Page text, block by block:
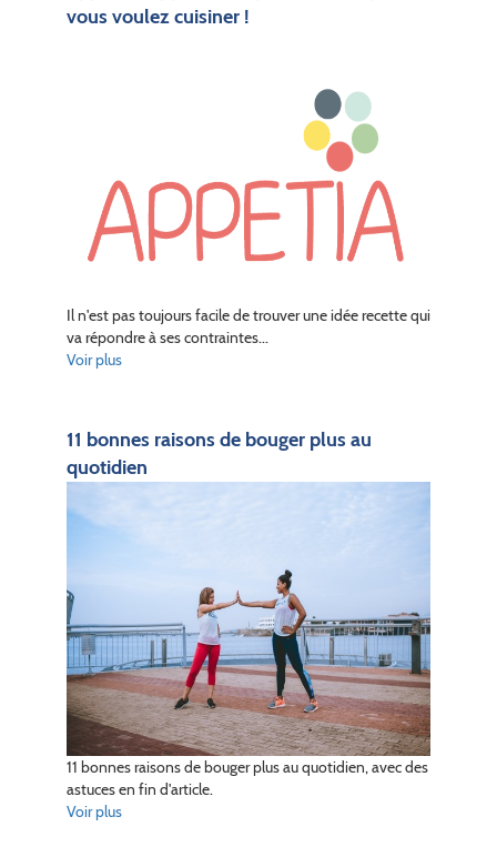
vous voulez cuisiner !
Il n'est pas toujours facile de trouver une idée recette qui
va répondre à ses contraintes...
Voir plus
11 bonnes raisons de bouger plus au
quotidien
11 bonnes raisons de bouger plus au quotidien, avec des
astuces en fin d'article.
Voir plus